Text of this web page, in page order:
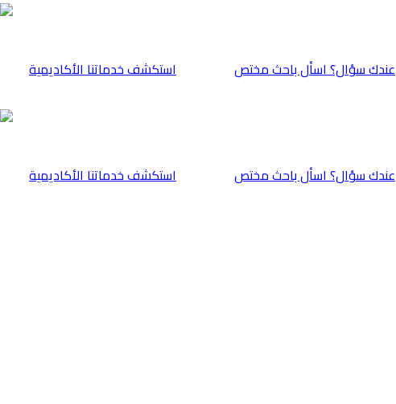
⁠استكشف خدماتنا الأكاديمية عندك سؤال؟ اسأل باحث مختص
⁠استكشف خدماتنا الأكاديمية عندك سؤال؟ اسأل باحث مختص